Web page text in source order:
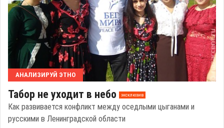
АНАЛИЗИРУЙ ЭТНО
Табор не уходит в небо эксклюзив
Как развивается конфликт между оседлыми цыганами и
русскими в Ленинградской области